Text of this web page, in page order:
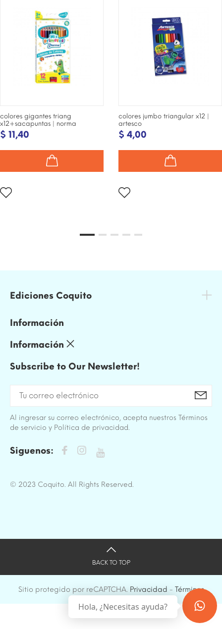
colores gigantes triang
x12+sacapuntas | norma
$ 11,40
colores jumbo triangular x12 |
artesco
$ 4,00
Ediciones Coquito
Información
Información
Subscribe to Our Newsletter!
Al ingresar su correo electrónico, acepta nuestros Términos
de servicio y Política de privacidad.
Siguenos:
© 2023 Coquito. All Rights Reserved.
BACK TO TOP
Hola, ¿Necesitas ayuda?
Sitio protegido por reCAPTCHA. Privacidad - Términos